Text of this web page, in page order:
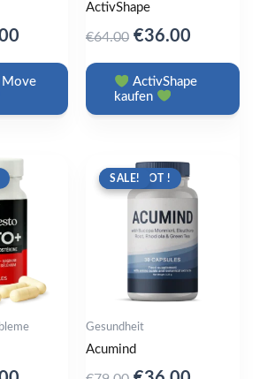
price
is:
€29.00.
ActivShape
€64.00 Original
price
was:
€64.00.
€36.00
price
is:
€36.00.
ActivShape
kaufen
ANGEBOT !
SALE!
Gesundheit
Acumind